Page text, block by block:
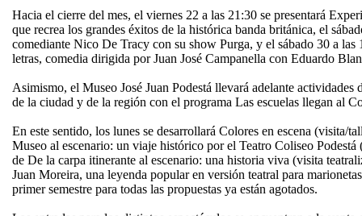
Hacia el cierre del mes, el viernes 22 a las 21:30 se presentará
que recrea los grandes éxitos de la histórica banda británica, el
comediante Nico De Tracy con su show Purga, y el sábado 30 a
letras, comedia dirigida por Juan José Campanella con Eduardo
Asimismo, el Museo José Juan Podestá llevará adelante actividades
de la ciudad y de la región con el programa Las escuelas llegan al
En este sentido, los lunes se desarrollará Colores en escena (visita/
Museo al escenario: un viaje histórico por el Teatro Coliseo
de De la carpa itinerante al escenario: una historia viva (visita
Juan Moreira, una leyenda popular en versión teatral para
primer semestre para todas las propuestas ya están agotados.